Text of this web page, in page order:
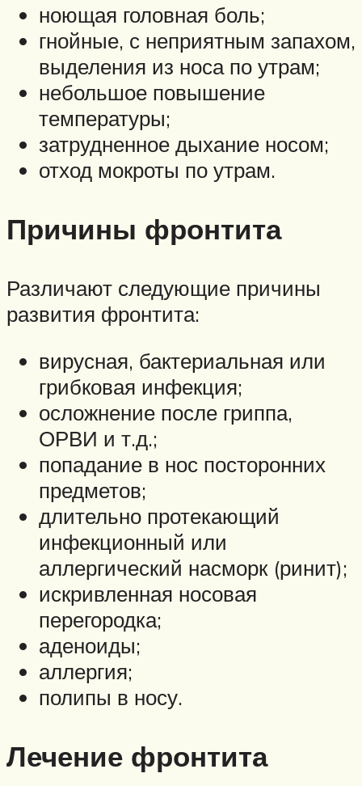
ноющая головная боль;
гнойные, с неприятным запахом,
выделения из носа по утрам;
небольшое повышение
температуры;
затрудненное дыхание носом;
отход мокроты по утрам.
Причины фронтита
Различают следующие причины
развития фронтита:
вирусная, бактериальная или
грибковая инфекция;
осложнение после гриппа,
ОРВИ и т.д.;
попадание в нос посторонних
предметов;
длительно протекающий
инфекционный или
аллергический насморк (ринит);
искривленная носовая
перегородка;
аденоиды;
аллергия;
полипы в носу.
Лечение фронтита